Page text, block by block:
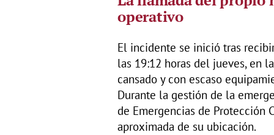
operativo
El incidente se inició tras
las 19:12 horas del jueves, en
cansado y con escaso
Durante la gestión de la
de Emergencias de Protección
aproximada de su ubicación.